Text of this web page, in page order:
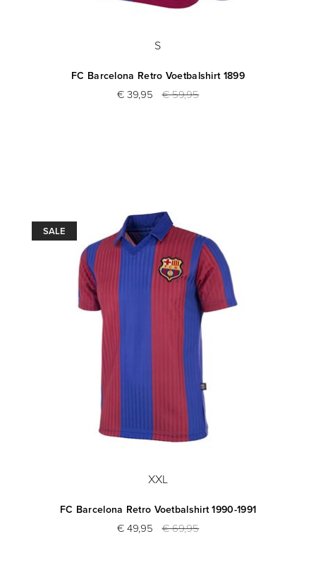
S
FC Barcelona Retro Voetbalshirt 1899
€ 39,95 € 59,95
SALE
XXL
FC Barcelona Retro Voetbalshirt 1990-1991
€ 49,95 € 69,95